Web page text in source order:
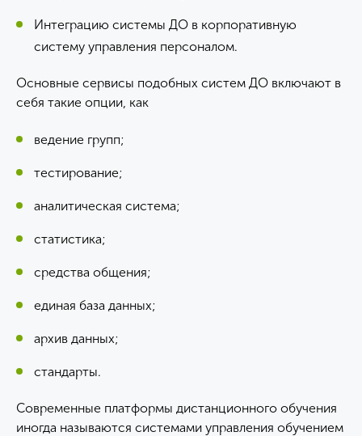
Интеграцию системы ДО в корпоративную
систему управления персоналом.
Основные сервисы подобных систем ДО включают в
себя такие опции, как
ведение групп;
тестирование;
аналитическая система;
статистика;
средства общения;
единая база данных;
архив данных;
стандарты.
Современные платформы дистанционного обучения
иногда называются системами управления обучением